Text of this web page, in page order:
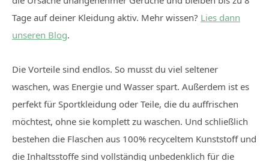
Tage auf deiner Kleidung aktiv. Mehr wissen? Lies dann
unseren Blog.
Die Vorteile sind endlos. So musst du viel seltener
waschen, was Energie und Wasser spart. Außerdem ist es
perfekt für Sportkleidung oder Teile, die du auffrischen
möchtest, ohne sie komplett zu waschen. Und schließlich
bestehen die Flaschen aus 100% recyceltem Kunststoff und
die Inhaltsstoffe sind vollständig unbedenklich für die